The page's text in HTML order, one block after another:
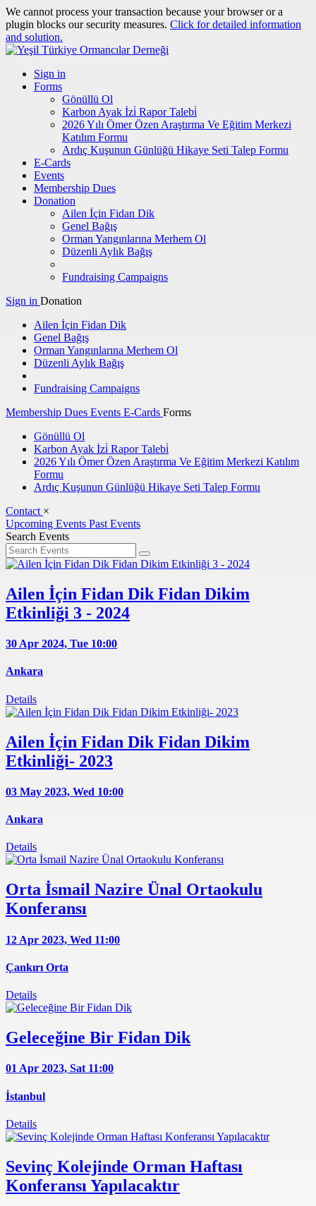
We cannot process your transaction because your browser or a
plugin blocks our security measures. Click for detailed information
and solution.
Sign in
Forms
Gönüllü Ol
Karbon Ayak İzi̇ Rapor Talebi̇
2026 Yılı Ömer Özen Araştırma Ve Eğitim Merkezi
Katılım Formu
Ardıç Kuşunun Günlüğü Hikaye Seti Talep Formu
E-Cards
Events
Membership Dues
Donation
Ailen İçin Fidan Dik
Genel Bağış
Orman Yangınlarına Merhem Ol
Düzenli Aylık Bağış
Fundraising Campaigns
Sign in Donation
Ailen İçin Fidan Dik
Genel Bağış
Orman Yangınlarına Merhem Ol
Düzenli Aylık Bağış
Fundraising Campaigns
Membership Dues Events E-Cards Forms
Gönüllü Ol
Karbon Ayak İzi̇ Rapor Talebi̇
2026 Yılı Ömer Özen Araştırma Ve Eğitim Merkezi Katılım
Formu
Ardıç Kuşunun Günlüğü Hikaye Seti Talep Formu
Contact ×
Upcoming Events Past Events
Search Events
Ailen İçin Fidan Dik Fidan Dikim
Etkinliği 3 - 2024
30 Apr 2024, Tue 10:00
Ankara
Details
Ailen İçin Fidan Dik Fidan Dikim
Etkinliği- 2023
03 May 2023, Wed 10:00
Ankara
Details
Orta İsmail Nazire Ünal Ortaokulu
Konferansı
12 Apr 2023, Wed 11:00
Çankırı Orta
Details
Geleceğine Bir Fidan Dik
01 Apr 2023, Sat 11:00
İstanbul
Details
Sevinç Kolejinde Orman Haftası
Konferansı Yapılacaktır